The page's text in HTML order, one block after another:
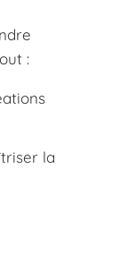
:
la